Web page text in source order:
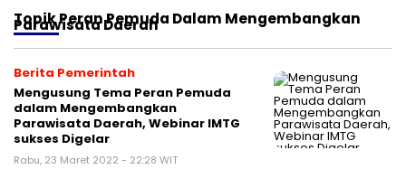
TopikPeran Pemuda Dalam Mengembangkan
Parawisata Daerah
Berita Pemerintah
Mengusung Tema Peran Pemuda
dalam Mengembangkan
Parawisata Daerah, Webinar IMTG
sukses Digelar
Rabu, 23 Maret 2022 - 22:28 WIT